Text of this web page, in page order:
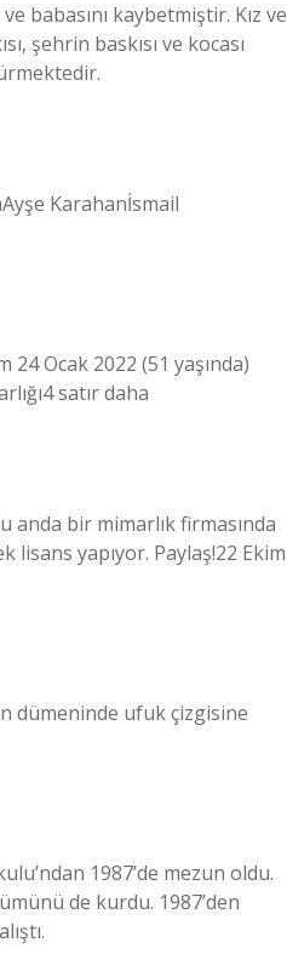
babasını kaybetmiştir. Kız ve
şehrin baskısı ve kocası
Karahanİsmail
Ocak 2022 (51 yaşında)
satır daha
anda bir mimarlık firmasında
lisans yapıyor. Paylaş!22 Ekim
dümeninde ufuk çizgisine
1987’de mezun oldu.
de kurdu. 1987’den